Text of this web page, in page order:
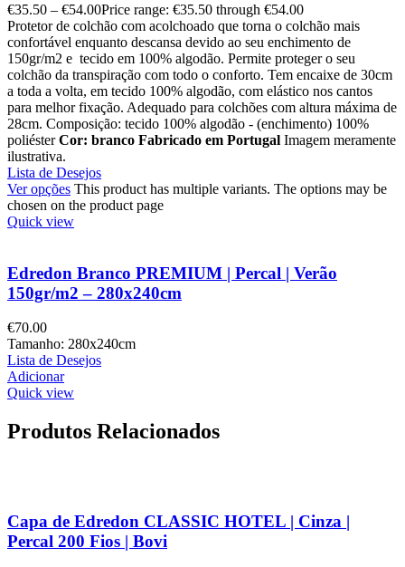
€35.50 – €54.00Price range: €35.50 through €54.00
Protetor de colchão com acolchoado que torna o colchão mais
confortável enquanto descansa devido ao seu enchimento de
150gr/m2 e tecido em 100% algodão. Permite proteger o seu
colchão da transpiração com todo o conforto. Tem encaixe de 30cm
a toda a volta, em tecido 100% algodão, com elástico nos cantos
para melhor fixação. Adequado para colchões com altura máxima de
28cm. Composição: tecido 100% algodão - (enchimento) 100%
poliésterCor: branco Fabricado em Portugal Imagem meramente
ilustrativa.
Lista de Desejos
Ver opções This product has multiple variants. The options may be
chosen on the product page
Quick view
Edredon Branco PREMIUM | Percal | Verão
150gr/m2 – 280x240cm
€70.00
Tamanho: 280x240cm
Lista de Desejos
Adicionar
Quick view
Produtos Relacionados
Capa de Edredon CLASSIC HOTEL | Cinza |
Percal 200 Fios | Bovi